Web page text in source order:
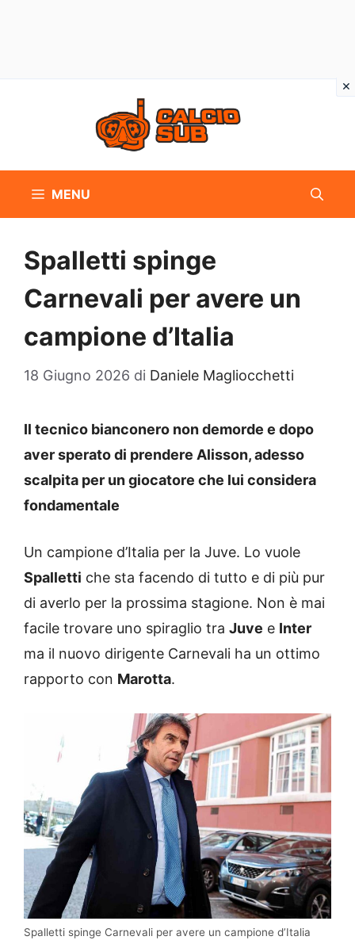
MENU
Spalletti spinge
Carnevali per avere un
campione d’Italia
18 Giugno 2026 di Daniele Magliocchetti
Il tecnico bianconero non demorde e dopo
aver sperato di prendere Alisson, adesso
scalpita per un giocatore che lui considera
fondamentale
Un campione d’Italia per la Juve. Lo vuole
Spalletti che sta facendo di tutto e di più pur
di averlo per la prossima stagione. Non è mai
facile trovare uno spiraglio tra Juve e Inter
ma il nuovo dirigente Carnevali ha un ottimo
rapporto con Marotta.
Spalletti spinge Carnevali per avere un campione d’Italia